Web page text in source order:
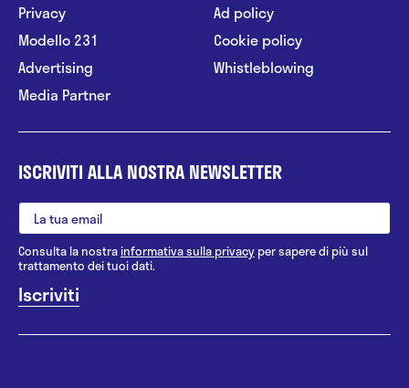
Privacy
Modello 231
Advertising
Media Partner
Ad policy
Cookie policy
Whistleblowing
ISCRIVITI ALLA NOSTRA NEWSLETTER
Consulta la nostrainformativa sulla privacy per sapere di più sul
trattamento dei tuoi dati.